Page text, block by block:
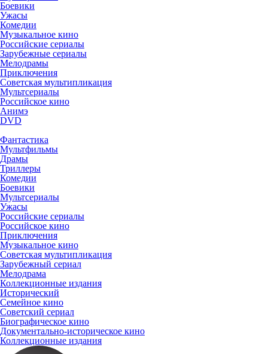
Боевики
Ужасы
Комедии
Музыкальное кино
Российские сериалы
Зарубежные сериалы
Мелодрамы
Приключения
Советская мультипликация
Мультсериалы
Российское кино
Анимэ
DVD
Фантастика
Мультфильмы
Драмы
Триллеры
Комедии
Боевики
Мультсериалы
Ужасы
Российские сериалы
Российское кино
Приключения
Музыкальное кино
Советская мультипликация
Зарубежный сериал
Мелодрама
Коллекционные издания
Исторический
Семейное кино
Советский сериал
Биографическое кино
Документально-историческое кино
Коллекционные издания